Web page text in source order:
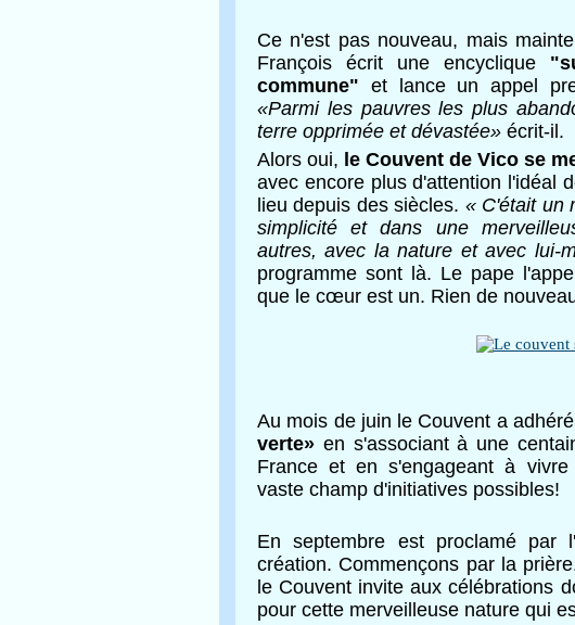
Ce n'est pas nouveau, mais
François écrit une encyclique
commune" et lance un appel
«Parmi les pauvres les plus
terre opprimée et dévastée» écrit-il.
Alors oui, le Couvent de Vico se
avec encore plus d'attention l'idéal
lieu depuis des siècles. « C'était un
simplicité et dans une
autres, avec la nature et avec lui-
programme sont là. Le pape
que le cœur est un. Rien de
Au mois de juin le Couvent a
verte» en s'associant à une
France et en s'engageant à
vaste champ d'initiatives possibles!
En septembre est proclamé
création. Commençons par la
le Couvent invite aux célébrations
pour cette merveilleuse nature qui